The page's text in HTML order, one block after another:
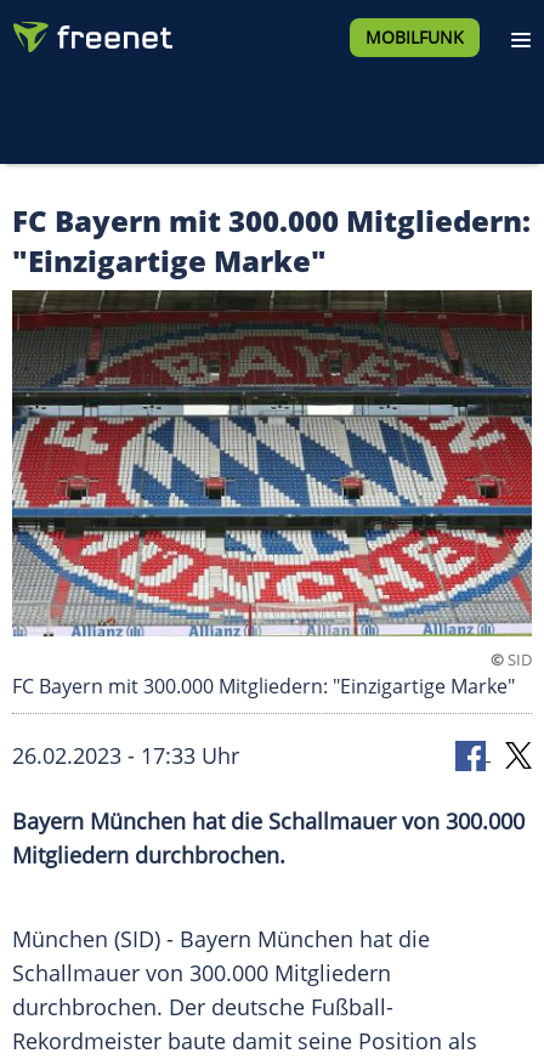
MOBILFUNK
FC Bayern mit 300.000 Mitgliedern:
"Einzigartige Marke"
©SID
FC Bayern mit 300.000 Mitgliedern: "Einzigartige Marke"
26.02.2023 - 17:33 Uhr
Bayern München hat die Schallmauer von 300.000
Mitgliedern durchbrochen.
München (SID) - Bayern München hat die
Schallmauer von 300.000 Mitgliedern
durchbrochen. Der deutsche Fußball-
Rekordmeister baute damit seine Position als